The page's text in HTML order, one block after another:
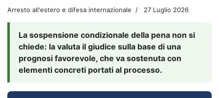
Arresto all'estero e difesa internazionale 27 Luglio 2026
La sospensione condizionale della pena non si
chiede: la valuta il giudice sulla base di una
prognosi favorevole, che va sostenuta con
elementi concreti portati al processo.